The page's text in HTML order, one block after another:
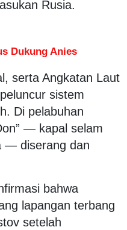
Rusia.
Dukung Anies
serta Angkatan Laut
sistem
Di pelabuhan
— kapal selam
— diserang dan
bahwa
lapangan terbang
setelah